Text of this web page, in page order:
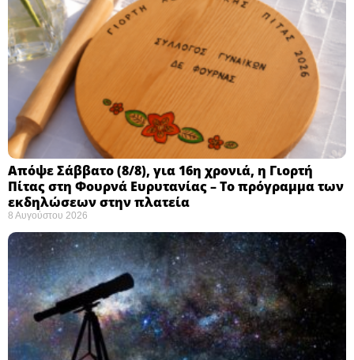
Απόψε Σάββατο (8/8), για 16η χρονιά, η Γιορτή
Πίτας στη Φουρνά Ευρυτανίας – Το πρόγραμμα των
εκδηλώσεων στην πλατεία
8 Αυγούστου 2026